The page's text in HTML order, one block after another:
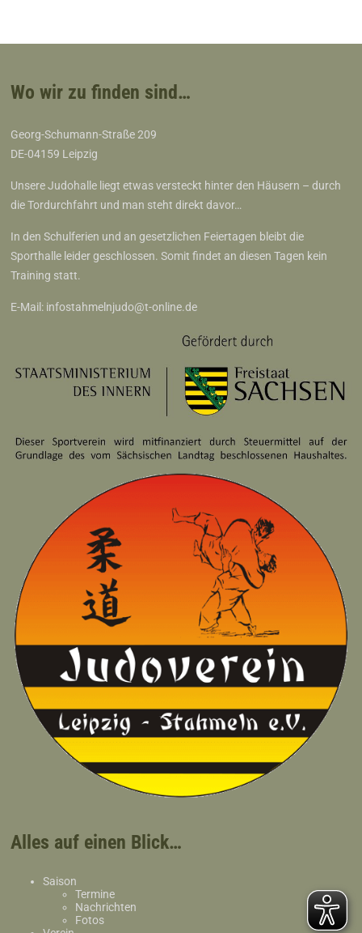
Wo wir zu finden sind…
Georg-Schumann-Straße 209
DE-04159 Leipzig
Unsere Judohalle liegt etwas versteckt hinter den Häusern – durch
die Tordurchfahrt und man steht direkt davor…
In den Schulferien und an gesetzlichen Feiertagen bleibt die
Sporthalle leider geschlossen. Somit findet an diesen Tagen kein
Training statt.
E-Mail: infostahmelnjudo@t-online.de
Alles auf einen Blick…
Saison
Termine
Nachrichten
Fotos